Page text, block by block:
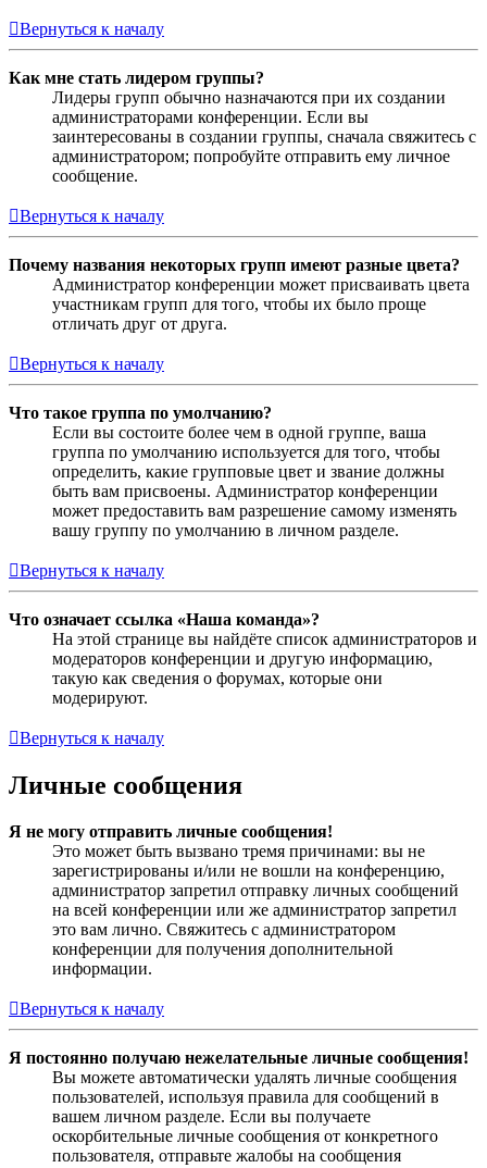
Вернуться к началу
Как мне стать лидером группы?
Лидеры групп обычно назначаются при их создании
администраторами конференции. Если вы
заинтересованы в создании группы, сначала свяжитесь с
администратором; попробуйте отправить ему личное
сообщение.
Вернуться к началу
Почему названия некоторых групп имеют разные цвета?
Администратор конференции может присваивать цвета
участникам групп для того, чтобы их было проще
отличать друг от друга.
Вернуться к началу
Что такое группа по умолчанию?
Если вы состоите более чем в одной группе, ваша
группа по умолчанию используется для того, чтобы
определить, какие групповые цвет и звание должны
быть вам присвоены. Администратор конференции
может предоставить вам разрешение самому изменять
вашу группу по умолчанию в личном разделе.
Вернуться к началу
Что означает ссылка «Наша команда»?
На этой странице вы найдёте список администраторов и
модераторов конференции и другую информацию,
такую как сведения о форумах, которые они
модерируют.
Вернуться к началу
Личные сообщения
Я не могу отправить личные сообщения!
Это может быть вызвано тремя причинами: вы не
зарегистрированы и/или не вошли на конференцию,
администратор запретил отправку личных сообщений
на всей конференции или же администратор запретил
это вам лично. Свяжитесь с администратором
конференции для получения дополнительной
информации.
Вернуться к началу
Я постоянно получаю нежелательные личные сообщения!
Вы можете автоматически удалять личные сообщения
пользователей, используя правила для сообщений в
вашем личном разделе. Если вы получаете
оскорбительные личные сообщения от конкретного
пользователя, отправьте жалобы на сообщения